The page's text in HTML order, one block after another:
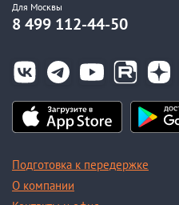
Для Москвы
8 499 112-44-50
Подготовка к передержке
О компании